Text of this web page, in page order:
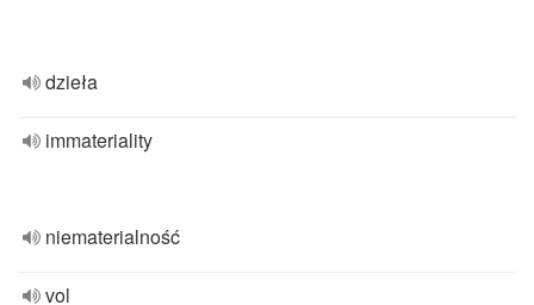
dzieła
immateriality
niematerialność
vol